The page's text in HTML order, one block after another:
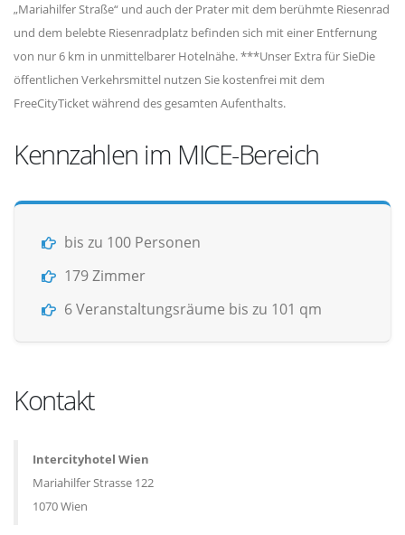
„Mariahilfer Straße“ und auch der Prater mit dem berühmte Riesenrad
und dem belebte Riesenradplatz befinden sich mit einer Entfernung
von nur 6 km in unmittelbarer Hotelnähe. ***Unser Extra für SieDie
öffentlichen Verkehrsmittel nutzen Sie kostenfrei mit dem
FreeCityTicket während des gesamten Aufenthalts.
Kennzahlen im MICE-Bereich
bis zu 100 Personen
179 Zimmer
6 Veranstaltungsräume bis zu 101 qm
Kontakt
Intercityhotel Wien
Mariahilfer Strasse 122
1070 Wien